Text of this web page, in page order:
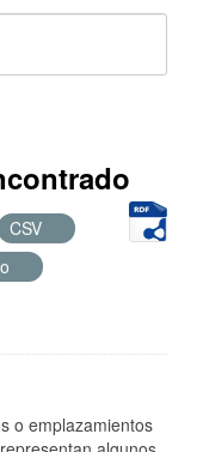
CSV
o emplazamientos